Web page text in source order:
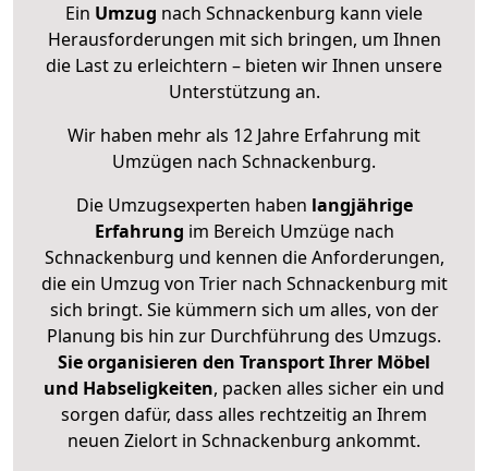
Ein Umzug nach Schnackenburg kann viele
Herausforderungen mit sich bringen, um Ihnen
die Last zu erleichtern – bieten wir Ihnen unsere
Unterstützung an.
Wir haben mehr als 12 Jahre Erfahrung mit
Umzügen nach Schnackenburg.
Die Umzugsexperten haben langjährige
Erfahrung im Bereich Umzüge nach
Schnackenburg und kennen die Anforderungen,
die ein Umzug von Trier nach Schnackenburg mit
sich bringt. Sie kümmern sich um alles, von der
Planung bis hin zur Durchführung des Umzugs.
Sie organisieren den Transport Ihrer Möbel
und Habseligkeiten, packen alles sicher ein und
sorgen dafür, dass alles rechtzeitig an Ihrem
neuen Zielort in Schnackenburg ankommt.